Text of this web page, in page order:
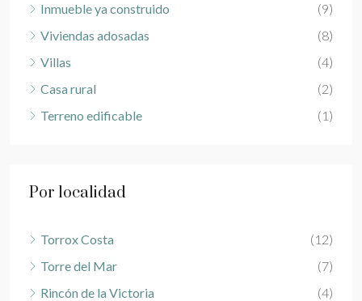
Inmueble ya construido
(9)
Viviendas adosadas
(8)
Villas
(4)
Casa rural
(2)
Terreno edificable
(1)
Por localidad
Torrox Costa
(12)
Torre del Mar
(7)
Rincón de la Victoria
(4)